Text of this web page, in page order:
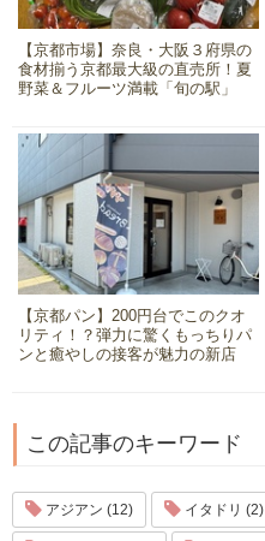
【京都市場】奈良・大阪３府県の
食材揃う京都最大級の直売所！夏
野菜＆フルーツ満載「旬の駅」
【京都パン】200円台でこのクオ
リティ！？弾力に驚くもっちりパ
ンと癒やしの接客が魅力の新店
この記事のキーワード
アジアン (12) イタドリ (2)